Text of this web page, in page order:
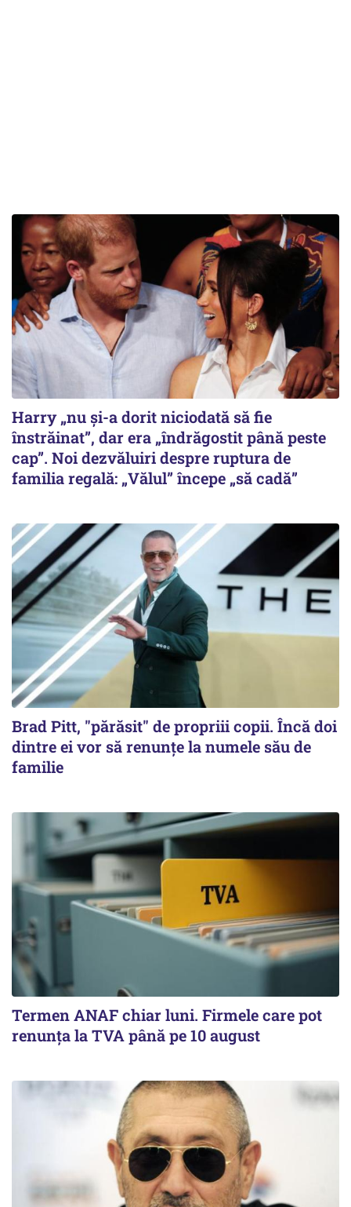
Harry „nu și-a dorit niciodată să fie
înstrăinat”, dar era „îndrăgostit până peste
cap”. Noi dezvăluiri despre ruptura de
familia regală: „Vălul” începe „să cadă”
Brad Pitt, "părăsit" de propriii copii. Încă doi
dintre ei vor să renunțe la numele său de
familie
Termen ANAF chiar luni. Firmele care pot
renunța la TVA până pe 10 august